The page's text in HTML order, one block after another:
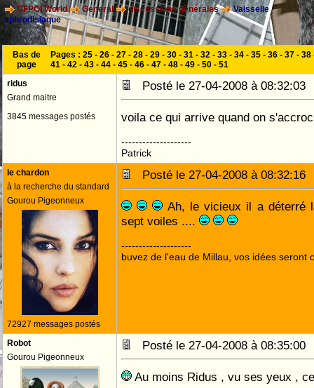
CFPOI World General discussions générales
Vaisselle
aphrodisiaque
Bas de
page
Pages : 25 - 26 - 27 - 28 - 29 - 30 - 31 - 32 - 33 - 34 - 35 - 36 - 37 - 38
41 - 42 - 43 - 44 - 45 - 46 - 47 - 48 - 49 - 50 - 51
ridus
Grand maitre
3845 messages postés
Posté le 27-04-2008 à
voila ce qui arrive quand on
--------------------
Patrick
le chardon
à la recherche du standard
Gourou Pigeonneux
72927 messages postés
Posté le 27-04-2008 à
Ah, le vicieux il a déterré
sept voiles ....
--------------------
buvez de l'eau de Millau, vos idées seront
Robot
Gourou Pigeonneux
Posté le 27-04-2008 à
Au moins Ridus , vu ses yeux ,